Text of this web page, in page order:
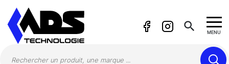
search MENU